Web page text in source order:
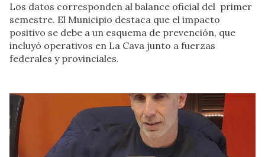
Los datos corresponden al balance oficial del primer
semestre. El Municipio destaca que el impacto
positivo se debe a un esquema de prevención, que
incluyó operativos en La Cava junto a fuerzas
federales y provinciales.